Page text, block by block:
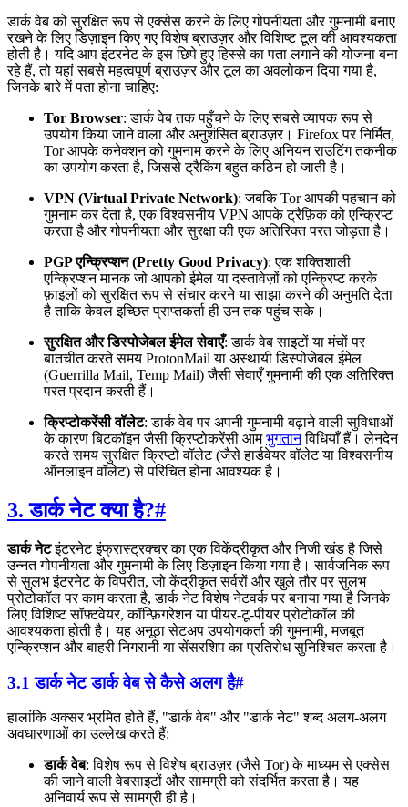
डार्क वेब को सुरक्षित रूप से एक्सेस करने के लिए गोपनीयता और गुमनामी बनाए
रखने के लिए डिज़ाइन किए गए विशेष ब्राउज़र और विशिष्ट टूल की आवश्यकता
होती है। यदि आप इंटरनेट के इस छिपे हुए हिस्से का पता लगाने की योजना बना
रहे हैं, तो यहां सबसे महत्वपूर्ण ब्राउज़र और टूल का अवलोकन दिया गया है,
जिनके बारे में पता होना चाहिए:
Tor Browser: डार्क वेब तक पहुँचने के लिए सबसे व्यापक रूप से
उपयोग किया जाने वाला और अनुशंसित ब्राउज़र। Firefox पर निर्मित,
Tor आपके कनेक्शन को गुमनाम करने के लिए अनियन राउटिंग तकनीक
का उपयोग करता है, जिससे ट्रैकिंग बहुत कठिन हो जाती है।
VPN (Virtual Private Network): जबकि Tor आपकी पहचान को
गुमनाम कर देता है, एक विश्वसनीय VPN आपके ट्रैफ़िक को एन्क्रिप्ट
करता है और गोपनीयता और सुरक्षा की एक अतिरिक्त परत जोड़ता है।
PGP एन्क्रिप्शन (Pretty Good Privacy): एक शक्तिशाली
एन्क्रिप्शन मानक जो आपको ईमेल या दस्तावेज़ों को एन्क्रिप्ट करके
फ़ाइलों को सुरक्षित रूप से संचार करने या साझा करने की अनुमति देता
है ताकि केवल इच्छित प्राप्तकर्ता ही उन तक पहुंच सके।
सुरक्षित और डिस्पोजेबल ईमेल सेवाएँ: डार्क वेब साइटों या मंचों पर
बातचीत करते समय ProtonMail या अस्थायी डिस्पोजेबल ईमेल
(Guerrilla Mail, Temp Mail) जैसी सेवाएँ गुमनामी की एक अतिरिक्त
परत प्रदान करती हैं।
क्रिप्टोकरेंसी वॉलेट: डार्क वेब पर अपनी गुमनामी बढ़ाने वाली सुविधाओं
के कारण बिटकॉइन जैसी क्रिप्टोकरेंसी आमभुगतानविधियाँ हैं। लेनदेन
करते समय सुरक्षित क्रिप्टो वॉलेट (जैसे हार्डवेयर वॉलेट या विश्वसनीय
ऑनलाइन वॉलेट) से परिचित होना आवश्यक है।
3. डार्क नेट क्या है?#
डार्क नेटइंटरनेट इंफ्रास्ट्रक्चर का एक विकेंद्रीकृत और निजी खंड है जिसे
उन्नत गोपनीयता और गुमनामी के लिए डिज़ाइन किया गया है। सार्वजनिक रूप
से सुलभ इंटरनेट के विपरीत, जो केंद्रीकृत सर्वरों और खुले तौर पर सुलभ
प्रोटोकॉल पर काम करता है, डार्क नेट विशेष नेटवर्क पर बनाया गया है जिनके
लिए विशिष्ट सॉफ़्टवेयर, कॉन्फ़िगरेशन या पीयर-टू-पीयर प्रोटोकॉल की
आवश्यकता होती है। यह अनूठा सेटअप उपयोगकर्ता की गुमनामी, मजबूत
एन्क्रिप्शन और बाहरी निगरानी या सेंसरशिप का प्रतिरोध सुनिश्चित करता है।
3.1 डार्क नेट डार्क वेब से कैसे अलग है#
हालांकि अक्सर भ्रमित होते हैं, "डार्क वेब" और "डार्क नेट" शब्द अलग-अलग
अवधारणाओं का उल्लेख करते हैं:
डार्क वेब: विशेष रूप से विशेष ब्राउज़र (जैसे Tor) के माध्यम से एक्सेस
की जाने वाली वेबसाइटों और सामग्री को संदर्भित करता है। यह
अनिवार्य रूप से सामग्री ही है।